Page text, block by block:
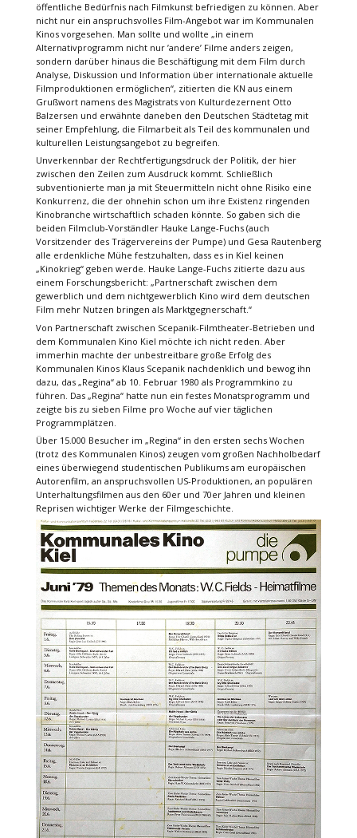
öffentliche Bedürfnis nach Filmkunst befriedigen zu können. Aber
nicht nur ein anspruchsvolles Film-Angebot war im Kommunalen
Kinos vorgesehen. Man sollte und wollte „in einem
Alternativprogramm nicht nur ’andere’ Filme anders zeigen,
sondern darüber hinaus die Beschäftigung mit dem Film durch
Analyse, Diskussion und Information über internationale aktuelle
Filmproduktionen ermöglichen“, zitierten die KN aus einem
Grußwort namens des Magistrats von Kulturdezernent Otto
Balzersen und erwähnte daneben den Deutschen Städtetag mit
seiner Empfehlung, die Filmarbeit als Teil des kommunalen und
kulturellen Leistungsangebot zu begreifen.
Unverkennbar der Rechtfertigungsdruck der Politik, der hier
zwischen den Zeilen zum Ausdruck kommt. Schließlich
subventionierte man ja mit Steuermitteln nicht ohne Risiko eine
Konkurrenz, die der ohnehin schon um ihre Existenz ringenden
Kinobranche wirtschaftlich schaden könnte. So gaben sich die
beiden Filmclub-Vorständler Hauke Lange-Fuchs (auch
Vorsitzender des Trägervereins der Pumpe) und Gesa Rautenberg
alle erdenkliche Mühe festzuhalten, dass es in Kiel keinen
„Kinokrieg“ geben werde. Hauke Lange-Fuchs zitierte dazu aus
einem Forschungsbericht: „Partnerschaft zwischen dem
gewerblich und dem nichtgewerblich Kino wird dem deutschen
Film mehr Nutzen bringen als Marktgegnerschaft.“
Von Partnerschaft zwischen Scepanik-Filmtheater-Betrieben und
dem Kommunalen Kino Kiel möchte ich nicht reden. Aber
immerhin machte der unbestreitbare große Erfolg des
Kommunalen Kinos Klaus Scepanik nachdenklich und bewog ihn
dazu, das „Regina“ ab 10. Februar 1980 als Programmkino zu
führen. Das „Regina“ hatte nun ein festes Monatsprogramm und
zeigte bis zu sieben Filme pro Woche auf vier täglichen
Programmplätzen.
Über 15.000 Besucher im „Regina“ in den ersten sechs Wochen
(trotz des Kommunalen Kinos) zeugen vom großen Nachholbedarf
eines überwiegend studentischen Publikums am europäischen
Autorenfilm, an anspruchsvollen US-Produktionen, an populären
Unterhaltungsfilmen aus den 60er und 70er Jahren und kleinen
Reprisen wichtiger Werke der Filmgeschichte.